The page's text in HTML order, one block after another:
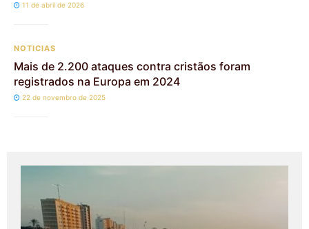
11 de abril de 2026
NOTICIAS
Mais de 2.200 ataques contra cristãos foram
registrados na Europa em 2024
22 de novembro de 2025